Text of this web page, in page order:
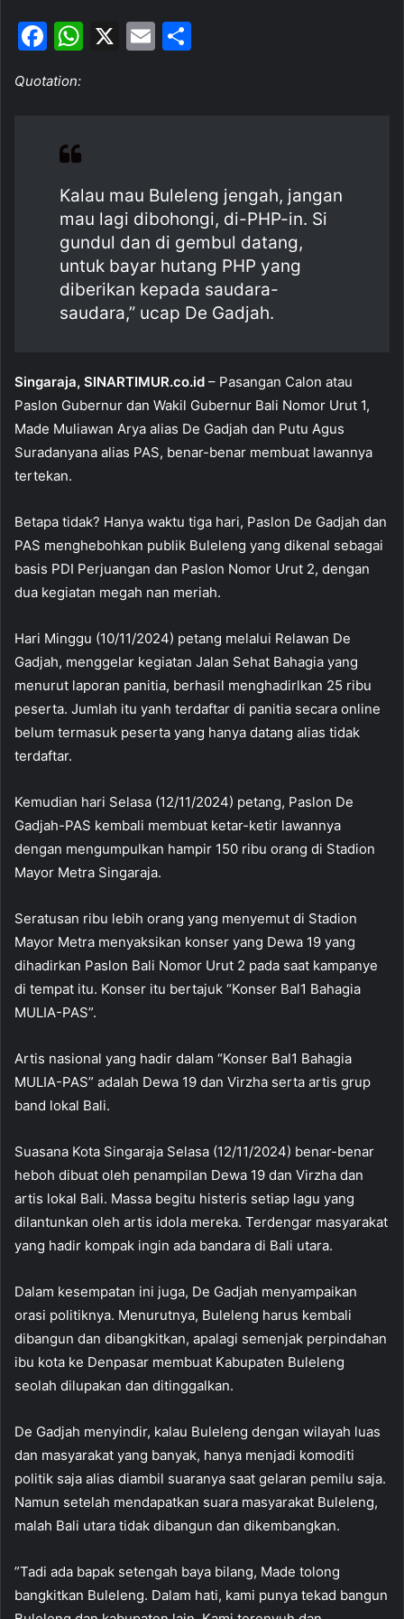
F
c
b
o
o
k
W
p
X
E
Quotation:
Kalau mau Buleleng jengah, jangan
mau lagi dibohongi, di-PHP-in. Si
gundul dan di gembul datang,
untuk bayar hutang PHP yang
diberikan kepada saudara-
saudara,” ucap De Gadjah.
Singaraja, SINARTIMUR.co.id – Pasangan Calon atau
Paslon Gubernur dan Wakil Gubernur Bali Nomor Urut 1,
Made Muliawan Arya alias De Gadjah dan Putu Agus
Suradanyana alias PAS, benar-benar membuat lawannya
tertekan.
Betapa tidak? Hanya waktu tiga hari, Paslon De Gadjah dan
PAS menghebohkan publik Buleleng yang dikenal sebagai
basis PDI Perjuangan dan Paslon Nomor Urut 2, dengan
dua kegiatan megah nan meriah.
Hari Minggu (10/11/2024) petang melalui Relawan De
Gadjah, menggelar kegiatan Jalan Sehat Bahagia yang
menurut laporan panitia, berhasil menghadirlkan 25 ribu
peserta. Jumlah itu yanh terdaftar di panitia secara online
belum termasuk peserta yang hanya datang alias tidak
terdaftar.
Kemudian hari Selasa (12/11/2024) petang, Paslon De
Gadjah-PAS kembali membuat ketar-ketir lawannya
dengan mengumpulkan hampir 150 ribu orang di Stadion
Mayor Metra Singaraja.
Seratusan ribu lebih orang yang menyemut di Stadion
Mayor Metra menyaksikan konser yang Dewa 19 yang
dihadirkan Paslon Bali Nomor Urut 2 pada saat kampanye
di tempat itu. Konser itu bertajuk “Konser Bal1 Bahagia
MULIA-PAS”.
Artis nasional yang hadir dalam “Konser Bal1 Bahagia
MULIA-PAS” adalah Dewa 19 dan Virzha serta artis grup
band lokal Bali.
Suasana Kota Singaraja Selasa (12/11/2024) benar-benar
heboh dibuat oleh penampilan Dewa 19 dan Virzha dan
artis lokal Bali. Massa begitu histeris setiap lagu yang
dilantunkan oleh artis idola mereka. Terdengar masyarakat
yang hadir kompak ingin ada bandara di Bali utara.
Dalam kesempatan ini juga, De Gadjah menyampaikan
orasi politiknya. Menurutnya, Buleleng harus kembali
dibangun dan dibangkitkan, apalagi semenjak perpindahan
ibu kota ke Denpasar membuat Kabupaten Buleleng
seolah dilupakan dan ditinggalkan.
De Gadjah menyindir, kalau Buleleng dengan wilayah luas
dan masyarakat yang banyak, hanya menjadi komoditi
politik saja alias diambil suaranya saat gelaran pemilu saja.
Namun setelah mendapatkan suara masyarakat Buleleng,
malah Bali utara tidak dibangun dan dikembangkan.
”Tadi ada bapak setengah baya bilang, Made tolong
bangkitkan Buleleng. Dalam hati, kami punya tekad bangun